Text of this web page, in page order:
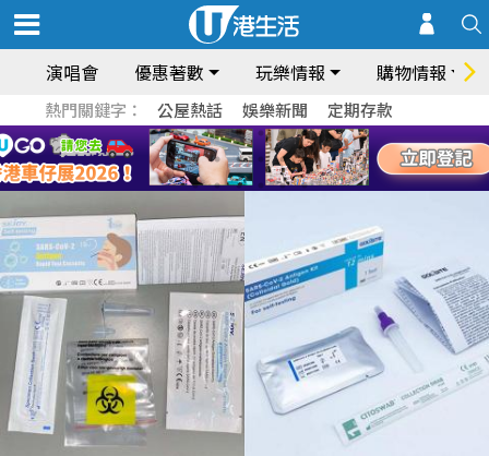
演唱會 優惠著數 玩樂情報 購物情報
熱門關鍵字： 公屋熱話 娛樂新聞 定期存款